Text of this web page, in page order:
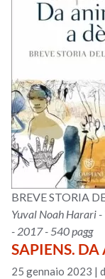
BREVE STORIA
Yuval Noah Harari
- 2017 - 540 pagg
SAPIENS.
25 gennaio 2023 |